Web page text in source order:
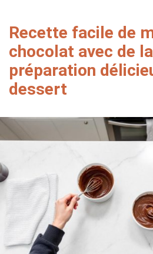
Recette facile de
chocolat avec de
préparation
dessert